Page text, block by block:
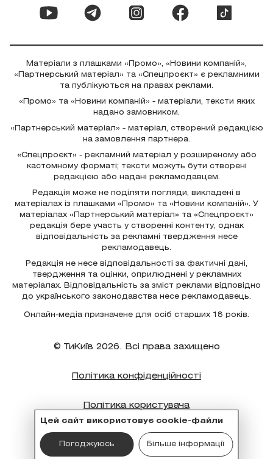
Цей сайт використовує cookie-файли
Погоджуюсь Більше інформації
Матеріали з плашками «Промо», «Новини компаній»,
«Партнерський матеріал» та «Спецпроєкт» є рекламними
та публікуються на правах реклами.
«Промо» та «Новини компаній» - матеріали, тексти яких
надано замовником.
«Партнерський матеріал» - матеріал, створений редакцією
на замовлення партнера.
«Спецпроєкт» - рекламний матеріал у розширеному або
кастомному форматі; тексти можуть бути створені
редакцією або надані рекламодавцем.
Редакція може не поділяти погляди, викладені в
матеріалах із плашками «Промо» та «Новини компаній». У
матеріалах «Партнерський матеріал» та «Спецпроєкт»
редакція бере участь у створенні контенту, однак
відповідальність за рекламні твердження несе
рекламодавець.
Редакція не несе відповідальності за фактичні дані,
твердження та оцінки, оприлюднені у рекламних
матеріалах. Відповідальність за зміст реклами відповідно
до українського законодавства несе рекламодавець.
Онлайн-медіа призначене для осіб старших 18 років.
© ТиКиїв 2026. Всі права захищено
Політика конфіденційності
Політика користувача
Політика cookie